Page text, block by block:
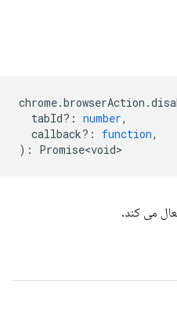
chrome.browserAction .
tabId? : number,
callback? : function,
) : Promise<void>
می کند.